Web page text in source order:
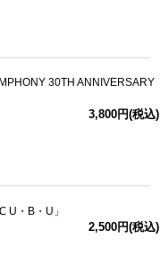
30TH ANNIVERSARY
3,800円(税込)
U・B・U」
2,500円(税込)